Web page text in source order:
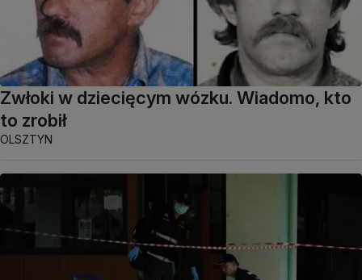
Zwłoki w dziecięcym wózku. Wiadomo, kto
to zrobił
OLSZTYN